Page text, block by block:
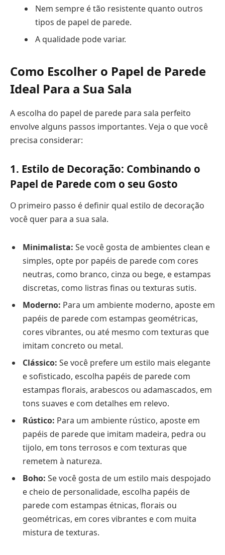
Nem sempre é tão resistente quanto outros
tipos de papel de parede.
A qualidade pode variar.
Como Escolher o Papel de Parede
Ideal Para a Sua Sala
A escolha do papel de parede para sala perfeito
envolve alguns passos importantes. Veja o que você
precisa considerar:
1. Estilo de Decoração: Combinando o
Papel de Parede com o seu Gosto
O primeiro passo é definir qual estilo de decoração
você quer para a sua sala.
Minimalista: Se você gosta de ambientes clean e
simples, opte por papéis de parede com cores
neutras, como branco, cinza ou bege, e estampas
discretas, como listras finas ou texturas sutis.
Moderno: Para um ambiente moderno, aposte em
papéis de parede com estampas geométricas,
cores vibrantes, ou até mesmo com texturas que
imitam concreto ou metal.
Clássico: Se você prefere um estilo mais elegante
e sofisticado, escolha papéis de parede com
estampas florais, arabescos ou adamascados, em
tons suaves e com detalhes em relevo.
Rústico: Para um ambiente rústico, aposte em
papéis de parede que imitam madeira, pedra ou
tijolo, em tons terrosos e com texturas que
remetem à natureza.
Boho: Se você gosta de um estilo mais despojado
e cheio de personalidade, escolha papéis de
parede com estampas étnicas, florais ou
geométricas, em cores vibrantes e com muita
mistura de texturas.